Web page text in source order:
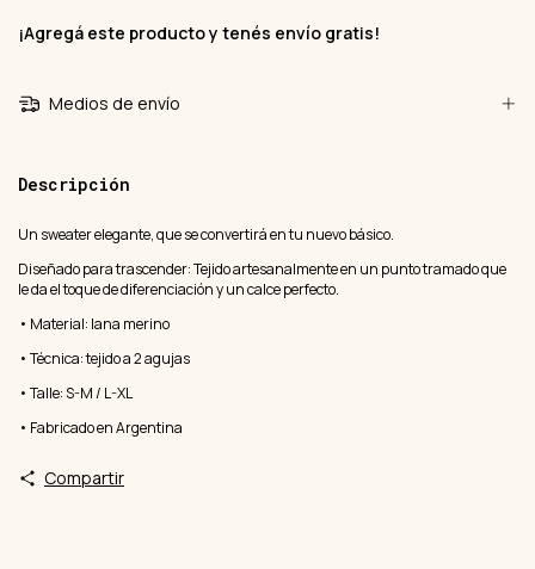
¡Agregá este producto y tenés envío gratis!
Medios de envío
Descripción
Un sweater elegante, que se convertirá en tu nuevo básico.
Diseñado para trascender: Tejido artesanalmente en un punto tramado que
le da el toque de diferenciación y un calce perfecto.
• Material: lana merino
• Técnica: tejido a 2 agujas
• Talle: S-M / L-XL
• Fabricado en Argentina
Compartir